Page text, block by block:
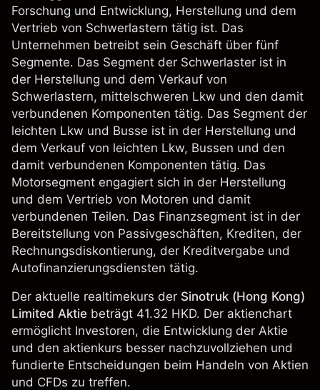
Forschung und Entwicklung, Herstellung und dem
Vertrieb von Schwerlastern tätig ist. Das
Unternehmen betreibt sein Geschäft über fünf
Segmente. Das Segment der Schwerlaster ist in
der Herstellung und dem Verkauf von
Schwerlastern, mittelschweren Lkw und den damit
verbundenen Komponenten tätig. Das Segment der
leichten Lkw und Busse ist in der Herstellung und
dem Verkauf von leichten Lkw, Bussen und den
damit verbundenen Komponenten tätig. Das
Motorsegment engagiert sich in der Herstellung
und dem Vertrieb von Motoren und damit
verbundenen Teilen. Das Finanzsegment ist in der
Bereitstellung von Passivgeschäften, Krediten, der
Rechnungsdiskontierung, der Kreditvergabe und
Autofinanzierungsdiensten tätig.
Der aktuelle realtimekurs der Sinotruk (Hong Kong)
Limited Aktie beträgt 41.32 HKD. Der aktienchart
ermöglicht Investoren, die Entwicklung der Aktie
und den aktienkurs besser nachzuvollziehen und
fundierte Entscheidungen beim Handeln von Aktien
und CFDs zu treffen.